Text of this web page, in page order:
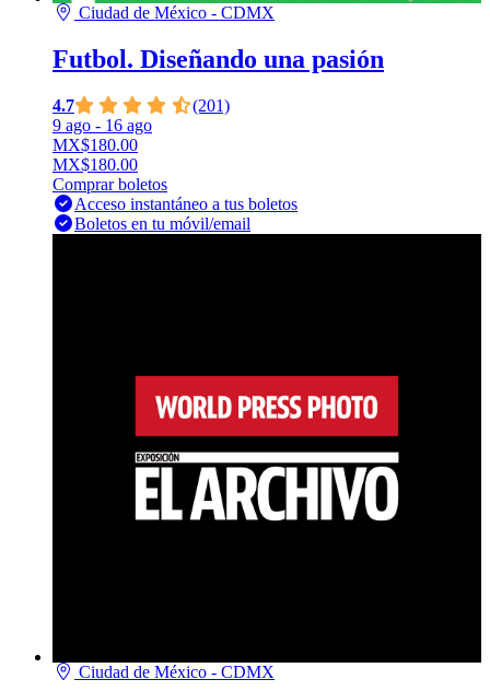
Ciudad de México - CDMX
Futbol. Diseñando una pasión
4.7
(201)
9 ago - 16 ago
MX$180.00
MX$180.00
Comprar boletos
Acceso instantáneo a tus boletos
Boletos en tu móvil/email
Ciudad de México - CDMX